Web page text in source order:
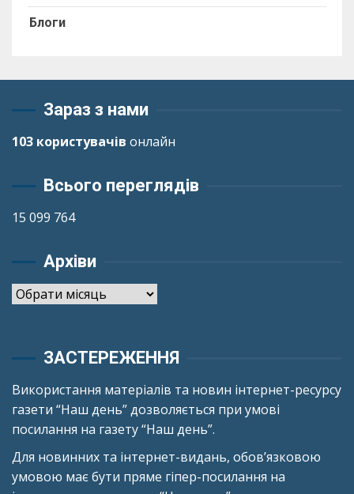
Блоги
Зараз з нами
103 користувачів онлайн
Всього переглядів
15 099 764
Архіви
Архіви
ЗАСТЕРЕЖЕННЯ
Використання матеріалів та новин інтернет-ресурсу
газети “Наш день” дозволяється при умові
посилання на газету “Наш день”.
Для новинних та інтернет-видань, обов’язковою
умовою має бути пряме гіпер-посилання на